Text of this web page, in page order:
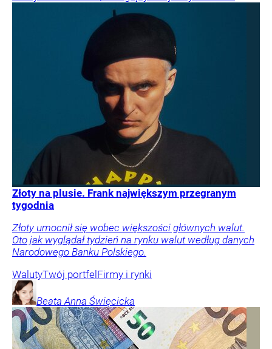
Złoty na plusie. Frank największym przegranym
tygodnia
Złoty umocnił się wobec większości głównych walut.
Oto jak wyglądał tydzień na rynku walut według danych
Narodowego Banku Polskiego.
WalutyTwój portfelFirmy i rynki
Beata Anna Święcicka